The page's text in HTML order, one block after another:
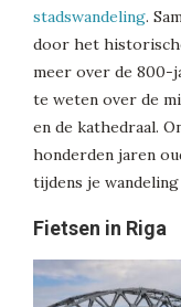
stadswandeling.
door het
meer over de 800-
te weten over de
en de kathedraal.
honderden jaren
tijdens je
Fietsen in Riga